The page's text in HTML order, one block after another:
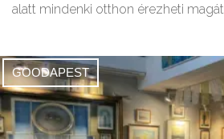
alatt mindenki otthon érezheti magát.
GOODAPEST